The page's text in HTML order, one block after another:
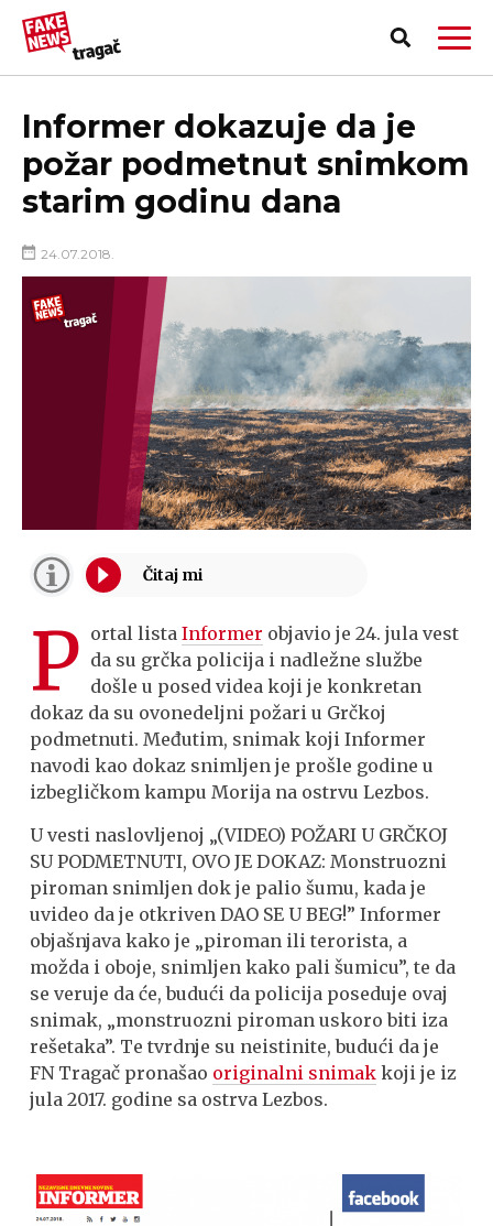
PRIJAVI LAŽNU VEST!
Informer dokazuje da je
požar podmetnut snimkom
starim godinu dana
24.07.2018.
P ortal listaInformer objavio je 24. jula vest
da su grčka policija i nadležne službe
došle u posed videa koji je konkretan
dokaz da su ovonedeljni požari u Grčkoj
podmetnuti. Međutim, snimak koji Informer
navodi kao dokaz snimljen je prošle godine u
izbegličkom kampu Morija na ostrvu Lezbos.
U vesti naslovljenoj „(VIDEO) POŽARI U GRČKOJ
SU PODMETNUTI, OVO JE DOKAZ: Monstruozni
piroman snimljen dok je palio šumu, kada je
uvideo da je otkriven DAO SE U BEG!” Informer
objašnjava kako je „piroman ili terorista, a
možda i oboje, snimljen kako pali šumicu”, te da
se veruje da će, budući da policija poseduje ovaj
snimak, „monstruozni piroman uskoro biti iza
rešetaka”. Te tvrdnje su neistinite, budući da je
FN Tragač pronašao originalni snimak koji je iz
jula 2017. godine sa ostrva Lezbos.